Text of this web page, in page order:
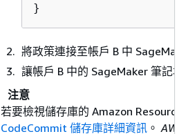
}
將政策連接至帳戶 B 中
讓帳戶 B 中的 SageMaker 筆記
注意
若要檢視儲存庫的 Amazon Resource
CodeCommit 儲存庫詳細資訊 。 AWS